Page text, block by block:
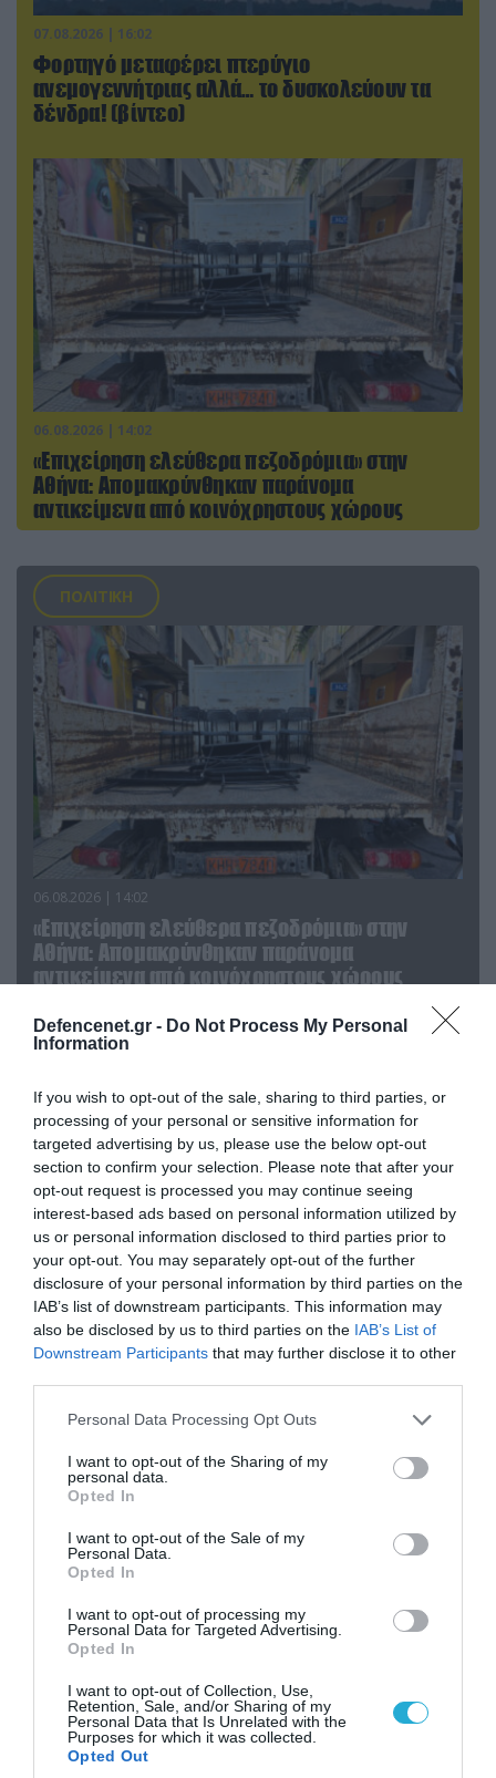
Defencenet.gr - Do Not Process My Personal
Information
If you wish to opt-out of the sale, sharing to third parties, or
processing of your personal or sensitive information for
targeted advertising by us, please use the below opt-out
section to confirm your selection. Please note that after your
opt-out request is processed you may continue seeing
interest-based ads based on personal information utilized by
us or personal information disclosed to third parties prior to
your opt-out. You may separately opt-out of the further
disclosure of your personal information by third parties on the
IAB’s list of downstream participants. This information may
also be disclosed by us to third parties on the IAB’s List of
Downstream Participants that may further disclose it to other
Please note that this website/app uses one or more Google
not limited to your visit or usage behaviour. You may click to
grant or deny consent to Google and its third-party tags to
use your data for below specified purposes in below Google
consent section.
Personal Data Processing Opt Outs
I want to opt-out of the Sharing of my
personal data.
Opted In
I want to opt-out of the Sale of my
Personal Data.
Opted In
I want to opt-out of processing my
Personal Data for Targeted Advertising.
Opted In
I want to opt-out of Collection, Use,
Retention, Sale, and/or Sharing of my
Personal Data that Is Unrelated with the
Purposes for which it was collected.
Opted Out
07.08.2026 | 16:02
Φορτηγό μεταφέρει πτερύγιο
ανεμογεννήτριας αλλά… το δυσκολεύουν τα
δένδρα! (βίντεο)
06.08.2026 | 14:02
«Επιχείρηση ελεύθερα πεζοδρόμια» στην
Αθήνα: Απομακρύνθηκαν παράνομα
αντικείμενα από κοινόχρηστους χώρους
ΠΟΛΙΤΙΚΗ
06.08.2026 | 14:02
«Επιχείρηση ελεύθερα πεζοδρόμια» στην
Αθήνα: Απομακρύνθηκαν παράνομα
αντικείμενα από κοινόχρηστους χώρους
06.08.2026 | 09:03
«Οι εντελώς αθώοι»: Η ανάρτηση του Αρκά για
τα ζώα που χάθηκαν στις πυρκαγιές της
04.08.2026 | 15:02
Αυτή την ώρα το τελευταίο «αντίο» στον πρώην
υπουργό Ι.Βαρβιτσιώτη (φωτο)